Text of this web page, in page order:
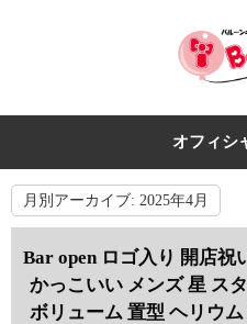
オフィシ
月別アーカイブ: 2025年4月
Bar open ロゴ入り 開店祝
かっこいい メンズ 星 ス
ボリューム 置型 ヘリウ